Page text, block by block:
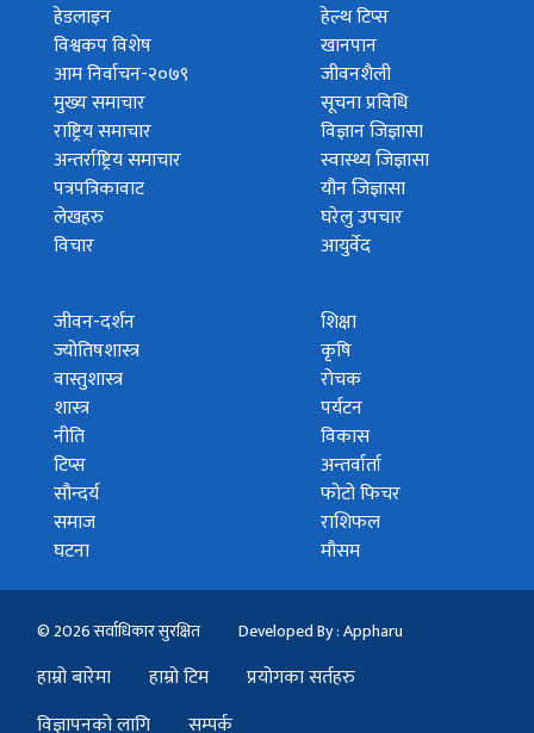
हेडलाइन
विश्वकप विशेष
आम निर्वाचन-२०७९
मुख्य समाचार
राष्ट्रिय समाचार
अन्तर्राष्ट्रिय समाचार
पत्रपत्रिकावाट
लेखहरु
विचार
हेल्थ टिप्स
खानपान
जीवनशैली
सूचना प्रविधि
विज्ञान जिज्ञासा
स्वास्थ्य जिज्ञासा
यौन जिज्ञासा
घरेलु उपचार
आयुर्वेद
जीवन-दर्शन
ज्योतिषशास्त्र
वास्तुशास्त्र
शास्त्र
नीति
टिप्स
सौन्दर्य
समाज
घटना
शिक्षा
कृषि
रोचक
पर्यटन
विकास
अन्तर्वार्ता
फोटो फिचर
राशिफल
मौसम
© 2026 सर्वाधिकार सुरक्षित Developed By : Appharu
हाम्रो बारेमा हाम्रो टिम
प्रयोगका सर्तहरु
विज्ञापनको लागि
सम्पर्क